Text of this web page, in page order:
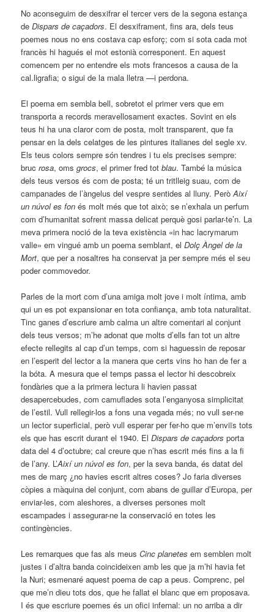
No aconseguim de desxifrar el tercer vers de la segona estança
deDispars de caçadors. El desxiframent, fins ara, dels teus
poemes nous no ens costava cap esforç; com si sota cada mot
francès hi hagués el mot estonià corresponent. En aquest
comencem per no entendre els mots francesos a causa de la
cal.ligrafia; o sigui de la mala lletra —i perdona.
El poema em sembla bell, sobretot el primer vers que em
transporta a records meravellosament exactes. Sovint en els
teus hi ha una claror com de posta, molt transparent, que fa
pensar en la dels celatges de les pintures italianes del segle xv.
Els teus colors sempre són tendres i tu els precises sempre:
brucrosa, omsgrocs, el primer fred totblau. També la música
dels teus versos és com de posta; té un tritlleig suau, com de
campanades de l’àngelus del vespre sentides al lluny. PeròAixí
un núvol es fonés molt més que tot això; se n’exhala un perfum
com d’humanitat sofrent massa delicat perquè gosi parlar-te’n. La
meva primera noció de la teva existència «in hac lacrymarum
valle» em vingué amb un poema semblant, elDolç Àngel de la
Mort, que per a nosaltres ha conservat ja per sempre més el seu
poder commovedor.
Parles de la mort com d’una amiga molt jove i molt íntima, amb
qui un es pot expansionar en tota confiança, amb tota naturalitat.
Tinc ganes d’escriure amb calma un altre comentari al conjunt
dels teus versos; m’he adonat que molts d’ells fan tot un altre
efecte rellegits al cap d’un temps, com si haguessin de reposar
en l’esperit del lector a la manera que certs vins ho han de fer a
la bóta. A mesura que el temps passa el lector hi descobreix
fondàries que a la primera lectura li havien passat
desapercebudes, com camuflades sota l’enganyosa simplicitat
de l’estil. Vull rellegir-los a fons una vegada més; no vull ser-ne
un lector superficial, però vull esperar per fer-ho que m’enviïs tots
els que has escrit durant el 1940. ElDispars de caçadorsporta
data del 4 d’octubre; cal creure que n’has escrit més fins a la fi
de l’any. L’Així un núvol es fon, per la seva banda, és datat del
mes de març ¿no havies escrit altres coses? Jo faria diverses
còpies a màquina del conjunt, com abans de guillar d’Europa, per
enviar-les, com aleshores, a diverses persones molt
escampades i assegurar-ne la conservació en totes les
contingències.
Les remarques que fas als meusCinc planetesem semblen molt
justes i d’altra banda coincideixen amb les que ja m’hi havia fet
la Nuri; esmenaré aquest poema de cap a peus. Comprenc, pel
que me’n dieu tots dos, que he fallat el blanc que em proposava.
I és que escriure poemes és un ofici infernal: un no arriba a dir